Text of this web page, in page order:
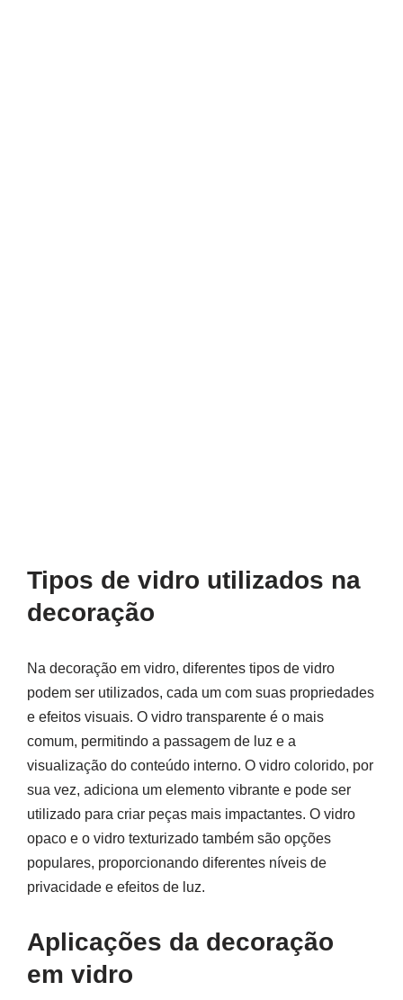
Tipos de vidro utilizados na
decoração
Na decoração em vidro, diferentes tipos de vidro
podem ser utilizados, cada um com suas propriedades
e efeitos visuais. O vidro transparente é o mais
comum, permitindo a passagem de luz e a
visualização do conteúdo interno. O vidro colorido, por
sua vez, adiciona um elemento vibrante e pode ser
utilizado para criar peças mais impactantes. O vidro
opaco e o vidro texturizado também são opções
populares, proporcionando diferentes níveis de
privacidade e efeitos de luz.
Aplicações da decoração
em vidro